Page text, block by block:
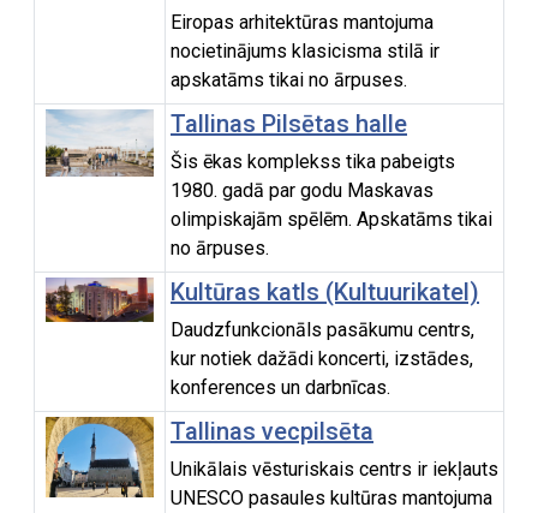
Eiropas arhitektūras mantojuma
nocietinājums klasicisma stilā ir
apskatāms tikai no ārpuses.
Tallinas Pilsētas halle
Šis ēkas komplekss tika pabeigts
1980. gadā par godu Maskavas
olimpiskajām spēlēm. Apskatāms tikai
no ārpuses.
Kultūras katls (Kultuurikatel)
Daudzfunkcionāls pasākumu centrs,
kur notiek dažādi koncerti, izstādes,
konferences un darbnīcas.
Tallinas vecpilsēta
Unikālais vēsturiskais centrs ir iekļauts
UNESCO pasaules kultūras mantojuma